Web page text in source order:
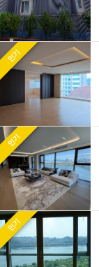
인기
인기
인기